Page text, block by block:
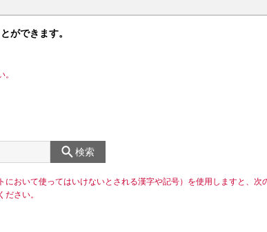
ができます。
検索
おいて使ってはいけないとされる漢字や記号）を使用しますと、次
さい。